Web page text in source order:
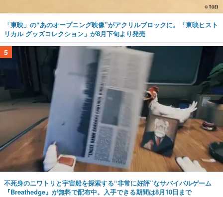
「東映」の“あのオープニング映像”がアクリルブロックに。「東映ヒスト
リカル グッズコレクション」が8月下旬より発売
5
不死身のニワトリと宇宙船を探索する“非常に好評”なサバイバルゲーム
『Breathedge』が無料で配布中。入手できる期間は8月10日まで